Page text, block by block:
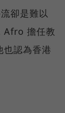
卻是難以
Afro 擔任教
也認為香港